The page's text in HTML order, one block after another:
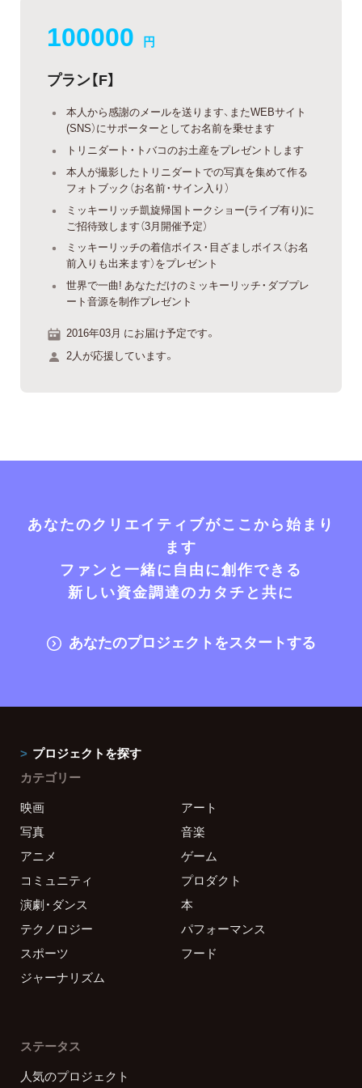
100000 円
プラン【F】
本人から感謝のメールを送ります、またWEBサイト
(SNS）にサポーターとしてお名前を乗せます
トリニダート・トバコのお土産をプレゼントします
本人が撮影したトリニダートでの写真を集めて作る
フォトブック（お名前・サイン入り）
ミッキーリッチ凱旋帰国トークショー(ライブ有り)に
ご招待致します（3月開催予定）
ミッキーリッチの着信ボイス・目ざましボイス（お名
前入りも出来ます）をプレゼント
世界で一曲! あなただけのミッキーリッチ・ダブプレ
ート音源を制作プレゼント
2016年03月 にお届け予定です。
2人が応援しています。
あなたのクリエイティブがここから始まり
ます
ファンと一緒に自由に創作できる
新しい資金調達のカタチと共に
あなたのプロジェクトをスタートする
プロジェクトを探す
カテゴリー
映画
アート
写真
音楽
アニメ
ゲーム
コミュニティ
プロダクト
演劇・ダンス
本
テクノロジー
パフォーマンス
スポーツ
フード
ジャーナリズム
ステータス
人気のプロジェクト